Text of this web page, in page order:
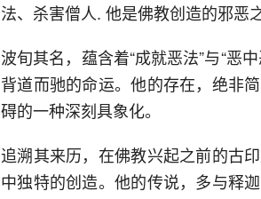
法、杀害僧人. 他是佛教创造的邪恶
波旬其名，蕴含着“成就恶法”与“恶
背道而驰的命运。他的存在，绝非
碍的一种深刻具象化。
追溯其来历，在佛教兴起之前的古
中独特的创造。他的传说，多与释